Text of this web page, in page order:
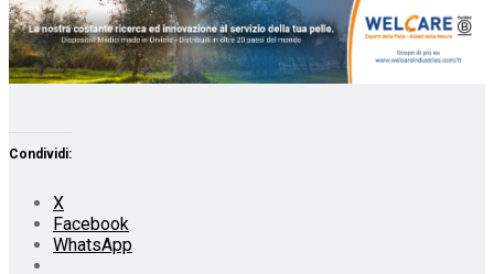
Condividi:
X
Facebook
WhatsApp